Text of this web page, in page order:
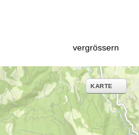
vergrössern
KARTE